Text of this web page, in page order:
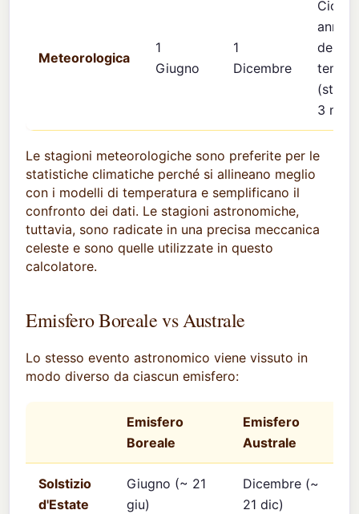
Meteorologica
1
Giugno
1
Dicembre
Ciclo
delle
3
Le stagioni meteorologiche sono preferite per le
statistiche climatiche perché si allineano meglio
con i modelli di temperatura e semplificano il
confronto dei dati. Le stagioni astronomiche,
tuttavia, sono radicate in una precisa meccanica
celeste e sono quelle utilizzate in questo
calcolatore.
Emisfero Boreale vs Australe
Lo stesso evento astronomico viene vissuto in
modo diverso da ciascun emisfero:
Emisfero
Boreale
Emisfero
Australe
Solstizio
d'Estate
Giugno (~ 21
giu)
Dicembre (~
21 dic)